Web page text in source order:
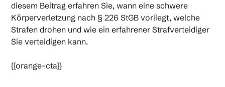
Schwere Körperverletzung: Strafe?
diesem Beitrag erfahren Sie, wann eine schwere
Körperverletzung nach § 226 StGB vorliegt, welche
Strafen drohen und wie ein erfahrener Strafverteidiger
Sie verteidigen kann.
{{orange-cta}}